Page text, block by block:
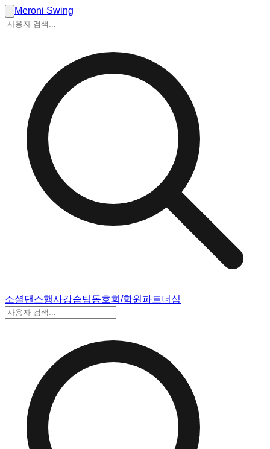
Meroni Swing
소셜댄스행사강습팀동호회/학원 파트너십